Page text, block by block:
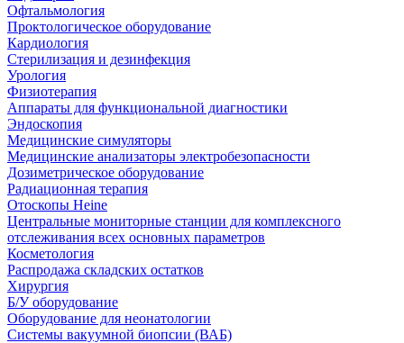
Офтальмология
Проктологическое оборудование
Кардиология
Стерилизация и дезинфекция
Урология
Физиотерапия
Аппараты для функциональной диагностики
Эндоскопия
Медицинские симуляторы
Медицинские анализаторы электробезопасности
Дозиметрическое оборудование
Радиационная терапия
Отоскопы Heine
Центральные мониторные станции для комплексного
отслеживания всех основных параметров
Косметология
Распродажа складских остатков
Хирургия
Б/У оборудование
Оборудование для неонатологии
Системы вакуумной биопсии (ВАБ)